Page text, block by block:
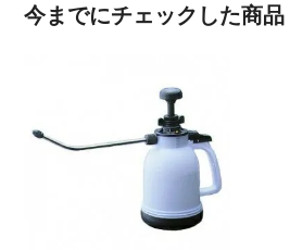
今までにチェックした商品